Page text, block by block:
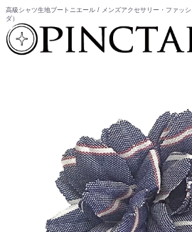
高級シャツ生地ブートニエール / メンズアクセサリー・ファッ
ダ）